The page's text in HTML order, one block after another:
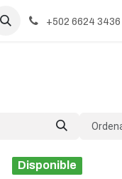
+502 6624 3436
Disponible